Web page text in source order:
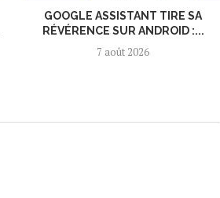
GOOGLE ASSISTANT TIRE SA
RÉVÉRENCE SUR ANDROID :...
7 août 2026